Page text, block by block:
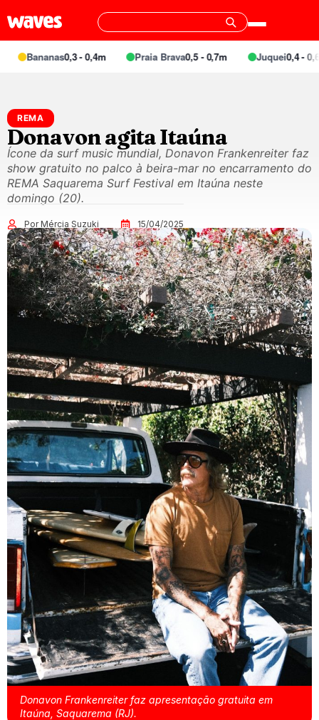
Bananas0,3 - 0,4m Praia Brava0,5 - 0,7m Juquei0,4 - 0,6m
REMA
Donavon agita Itaúna
Ícone da surf music mundial, Donavon Frankenreiter faz
show gratuito no palco à beira-mar no encarramento do
REMA Saquarema Surf Festival em Itaúna neste
domingo (20).
Por Mércia Suzuki 15/04/2025
Donavon Frankenreiter faz apresentação gratuita em
Itaúna, Saquarema (RJ).